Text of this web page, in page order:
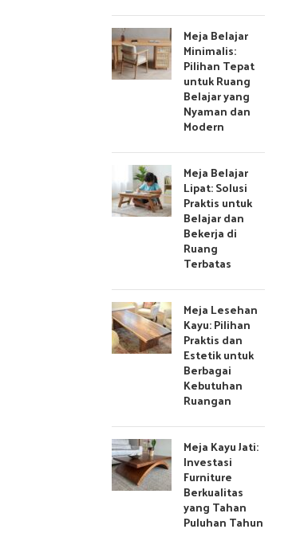
Meja Belajar
Minimalis:
Pilihan Tepat
untuk Ruang
Belajar yang
Nyaman dan
Modern
Meja Belajar
Lipat: Solusi
Praktis untuk
Belajar dan
Bekerja di
Ruang
Terbatas
Meja Lesehan
Kayu: Pilihan
Praktis dan
Estetik untuk
Berbagai
Kebutuhan
Ruangan
Meja Kayu Jati:
Investasi
Furniture
Berkualitas
yang Tahan
Puluhan Tahun